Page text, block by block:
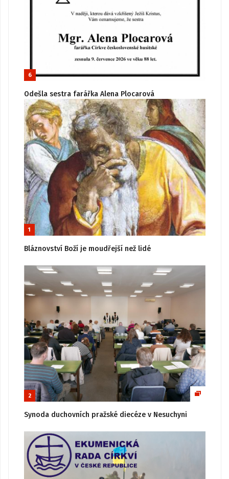
6
Odešla sestra farářka Alena Plocarová
1
Bláznovství Boží je moudřejší než lidé
2
Synoda duchovních pražské diecéze v Nesuchyni